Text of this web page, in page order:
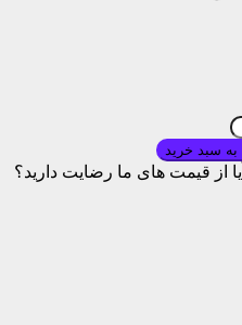
آیا از قیمت های ما رضایت دارید؟